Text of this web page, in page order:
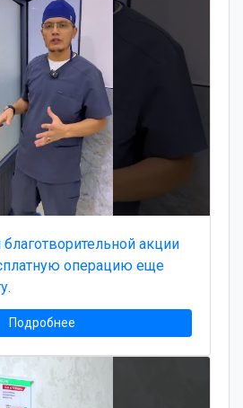
акции
операцию еще
Подробнее